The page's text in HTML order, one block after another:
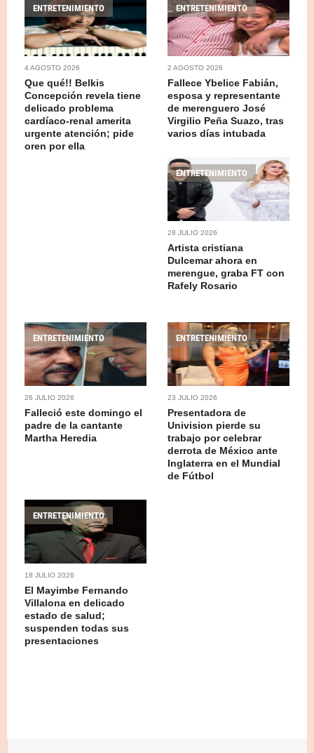
ENTRETENIMIENTO
4 AGOSTO 2026
Que qué!! Belkis
Concepción revela tiene
delicado problema
cardíaco-renal amerita
urgente atención; pide
oren por ella
ENTRETENIMIENTO
2 AGOSTO 2026
Fallece Ybelice Fabián,
esposa y representante
de merenguero José
Virgilio Peña Suazo, tras
varios días intubada
ENTRETENIMIENTO
28 JULIO 2026
Artista cristiana
Dulcemar ahora en
merengue, graba FT con
Rafely Rosario
ENTRETENIMIENTO
26 JULIO 2026
Falleció este domingo el
padre de la cantante
Martha Heredia
ENTRETENIMIENTO
23 JULIO 2026
Presentadora de
Univision pierde su
trabajo por celebrar
derrota de México ante
Inglaterra en el Mundial
de Fútbol
ENTRETENIMIENTO
18 JULIO 2026
El Mayimbe Fernando
Villalona en delicado
estado de salud;
suspenden todas sus
presentaciones